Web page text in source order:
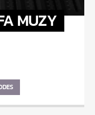
MUZY